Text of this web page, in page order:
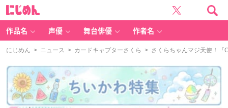
作品名 声優 舞台俳優 作者名
にじめん > ニュース > カードキャプターさくら > さくらちゃんマジ天使！『